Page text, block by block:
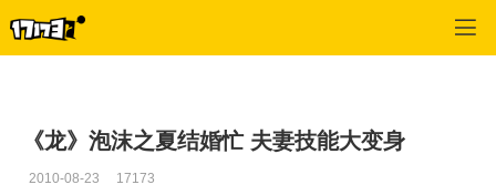
《龙》泡沫之夏结婚忙 夫妻技能大变身
2010-08-23 17173